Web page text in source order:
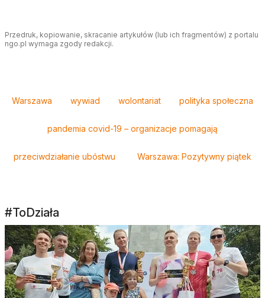
Przedruk, kopiowanie, skracanie artykułów (lub ich fragmentów) z portalu
ngo.pl wymaga zgody redakcji.
Warszawa wywiad wolontariat polityka społeczna
pandemia covid-19 – organizacje pomagają
przeciwdziałanie ubóstwu Warszawa: Pozytywny piątek
#ToDziała